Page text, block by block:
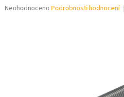
Průměrné
Neohodnoceno Podrobnosti hodnocení